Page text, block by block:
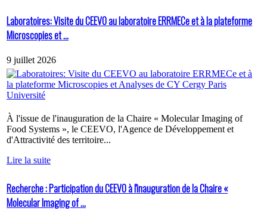
Laboratoires: Visite du CEEVO au laboratoire ERRMECe et à la plateforme
Microscopies et ...
9 juillet 2026
À l'issue de l'inauguration de la Chaire « Molecular Imaging of
Food Systems », le CEEVO, l'Agence de Développement et
d'Attractivité des territoire...
Lire la suite
Recherche : Participation du CEEVO à l'inauguration de la Chaire «
Molecular Imaging of ...